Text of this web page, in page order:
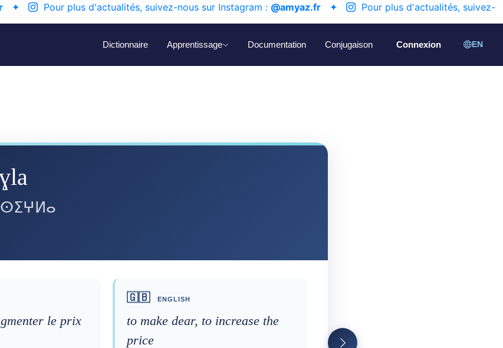
✦ Pour plus d'actualités, suivez-nous sur Instagram : @amyaz.fr ✦
Pour plus d'actualités, suivez-
Dictionnaire Apprentissage Documentation Conjugaison Connexion EN
le prix
🇬🇧 ENGLISH
to make dear, to increase the
price